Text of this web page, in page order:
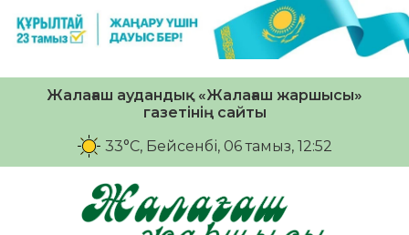
Жалағаш аудандық «Жалағаш жаршысы»
газетінің сайты
33°C, Бейсенбі, 06 тамыз, 12:52